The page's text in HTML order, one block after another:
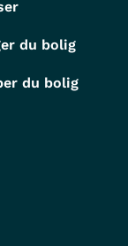
du bolig
du bolig